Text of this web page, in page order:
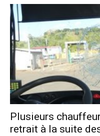
Plusieurs
retrait à la suite